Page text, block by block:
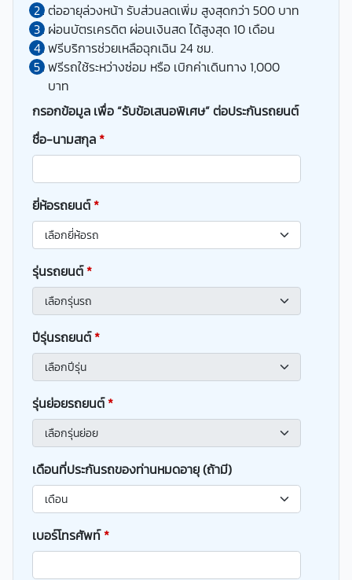
ต่ออายุล่วงหน้า รับส่วนลดเพิ่ม สูงสุดกว่า 500 บาท
ผ่อนบัตรเครดิต ผ่อนเงินสด ได้สูงสุด 10 เดือน
ฟรีบริการช่วยเหลือฉุกเฉิน 24 ชม.
ฟรีรถใช้ระหว่างซ่อม หรือ เบิกค่าเดินทาง 1,000
บาท
กรอกข้อมูล เพื่อ “รับข้อเสนอพิเศษ” ต่อประกันรถยนต์
ชื่อ-นามสกุล*
ยี่ห้อรถยนต์*
รุ่นรถยนต์*
ปีรุ่นรถยนต์*
รุ่นย่อยรถยนต์*
เดือนที่ประกันรถของท่านหมดอายุ (ถ้ามี)
เบอร์โทรศัพท์*